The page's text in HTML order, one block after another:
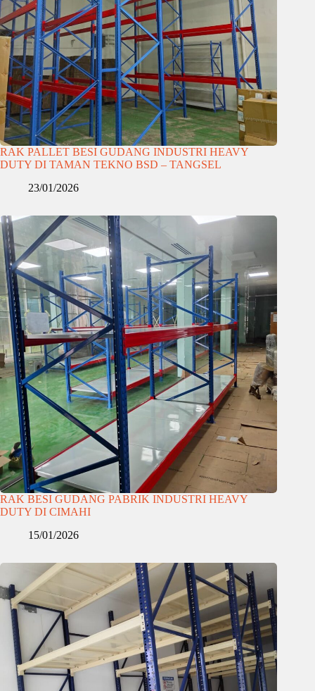
RAK PALLET BESI GUDANG INDUSTRI HEAVY
DUTY DI TAMAN TEKNO BSD – TANGSEL
23/01/2026
RAK BESI GUDANG PABRIK INDUSTRI HEAVY
DUTY DI CIMAHI
15/01/2026